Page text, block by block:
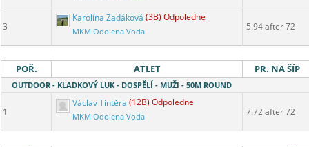
3
Karolína Zadáková (3B) Odpoledne
MKM Odolena Voda 5.94 after 72
POŘ. ATLET PR. NA ŠÍP
OUTDOOR - KLADKOVÝ LUK - DOSPĚLÍ - MUŽI - 50M ROUND
1
Václav Tintěra (12B) Odpoledne
MKM Odolena Voda 7.72 after 72